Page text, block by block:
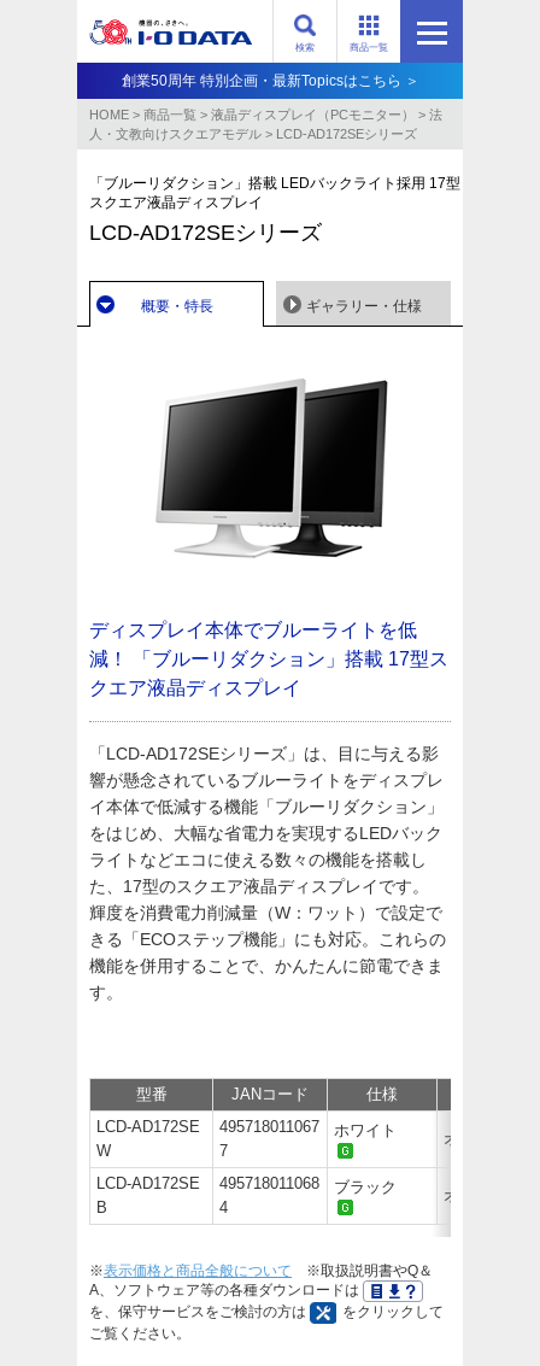
商品一覧
検索
創業50周年 特別企画・最新Topicsはこちら ＞
HOME > 商品一覧 > 液晶ディスプレイ（PCモニター） > 法
人・文教向けスクエアモデル > LCD-AD172SEシリーズ
「ブルーリダクション」搭載 LEDバックライト採用 17型
スクエア液晶ディスプレイ
LCD-AD172SEシリーズ
概要・特長 ギャラリー・仕様
ディスプレイ本体でブルーライトを低
減！
「ブルーリダクション」搭載 17型ス
クエア液晶ディスプレイ
「LCD-AD172SEシリーズ」は、目に与える影
響が懸念されているブルーライトをディスプレ
イ本体で低減する機能「ブルーリダクション」
をはじめ、大幅な省電力を実現するLEDバック
ライトなどエコに使える数々の機能を搭載し
た、17型のスクエア液晶ディスプレイです。
輝度を消費電力削減量（W：ワット）で設定で
きる「ECOステップ機能」にも対応。これらの
機能を併用することで、かんたんに節電できま
す。
型番 JANコード 仕様
LCD-AD172SE
W
495718011067
7
ホワイト オープン価
LCD-AD172SE
B
495718011068
4
ブラック オープン価
※表示価格と商品全般について ※取扱説明書やQ＆
A、ソフトウェア等の各種ダウンロードは
を、保守サービスをご検討の方は
をクリックして
ご覧ください。